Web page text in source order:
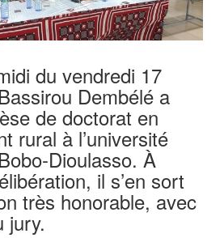
du vendredi 17
Dembélé a
de doctorat en
rural à l’université
Dioulasso. À
il s’en sort
très honorable, avec
jury.